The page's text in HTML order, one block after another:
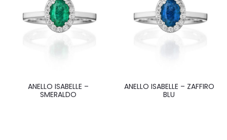
ANELLO ISABELLE –
SMERALDO
ANELLO ISABELLE – ZAFFIRO
BLU